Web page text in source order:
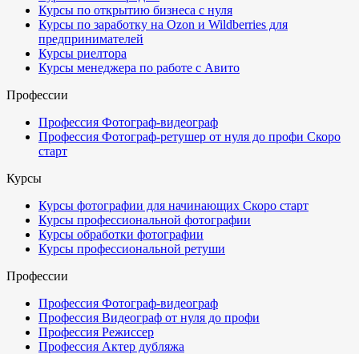
Курсы по открытию бизнеса с нуля
Курсы по заработку на Ozon и Wildberries для
предпринимателей
Курсы риелтора
Курсы менеджера по работе с Авито
Профессии
Профессия Фотограф-видеограф
Профессия Фотограф-ретушер от нуля до профи Скоро
старт
Курсы
Курсы фотографии для начинающих Скоро старт
Курсы профессиональной фотографии
Курсы обработки фотографии
Курсы профессиональной ретуши
Профессии
Профессия Фотограф-видеограф
Профессия Видеограф от нуля до профи
Профессия Режиссер
Профессия Актер дубляжа